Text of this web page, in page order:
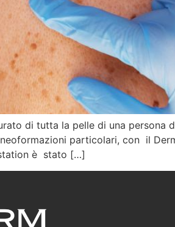
di tutta la pelle di una persona
particolari, con il
è stato […]